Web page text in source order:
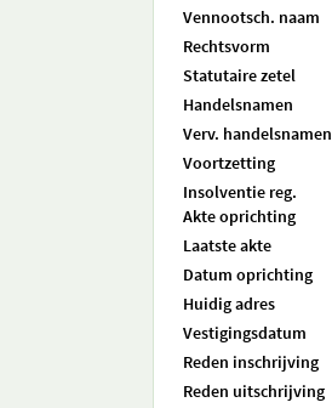
Vennootsch. naam
Rechtsvorm
Statutaire zetel
Handelsnamen
Verv. handelsnamen
Voortzetting
Insolventie reg.
Akte oprichting
Laatste akte
Datum oprichting
Huidig adres
Vestigingsdatum
Reden inschrijving
Reden uitschrijving